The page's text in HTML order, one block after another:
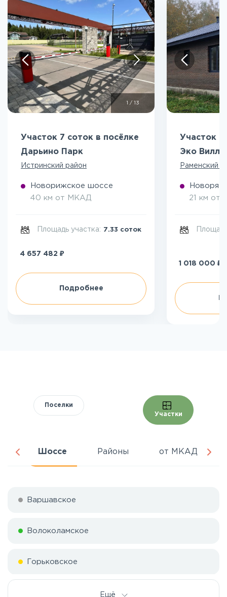
/ 13
Участок 7 соток в посёлке
Дарьино Парк
Истринский район
Новорижское шоссе
40 км от МКАД
Площадь участка: 7.33 соток
4 657 482 ₽
Подробнее
Участок 5
Эко
Раменский
21 км от
1 018 000 ₽
Поселки
Участки
Шоссе Районы от МКАД
Варшавское
Волоколамское
Горьковское
Ещё